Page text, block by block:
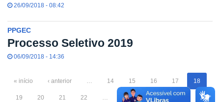
26/09/2018 - 08:42
PPGEC
Processo Seletivo 2019
06/09/2018 - 14:36
« início ‹ anterior … 14 15 16 17 18
19 20 21 22 … próximo › fim »